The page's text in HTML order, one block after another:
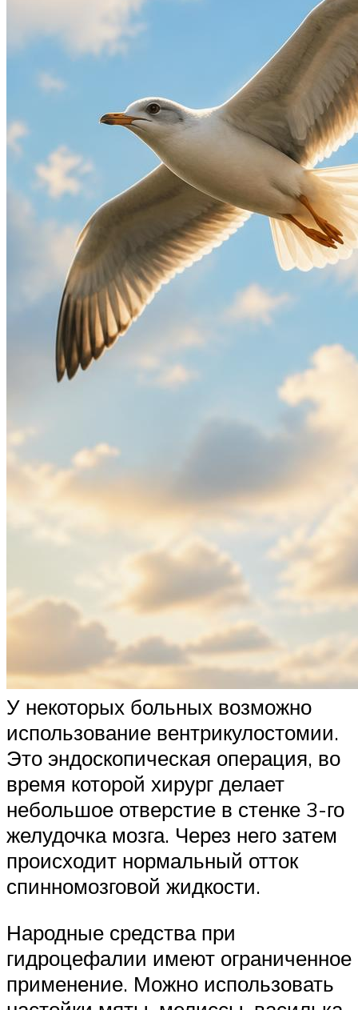
У некоторых больных возможно
использование вентрикулостомии.
Это эндоскопическая операция, во
время которой хирург делает
небольшое отверстие в стенке 3-го
желудочка мозга. Через него затем
происходит нормальный отток
спинномозговой жидкости.
Народные средства при
гидроцефалии имеют ограниченное
применение. Можно использовать